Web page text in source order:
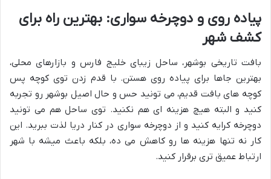
پیاده روی و دوچرخه سواری: بهترین راه برای
کشف شهر
بافت تاریخی بوشهر، ساحل زیبای خلیج فارس و بازارهای محلی،
بهترین جاها برای پیاده روی هستن. با قدم زدن توی کوچه پس
کوچه های بافت قدیم، می تونید حس و حال اصیل بوشهر رو تجربه
کنید و البته هیچ هزینه ای هم نکنید. توی ساحل هم می تونید
دوچرخه کرایه کنید و از دوچرخه سواری در کنار دریا لذت ببرید. این
کار نه تنها هزینه ها رو کاهش می ده، بلکه باعث میشه با شهر
ارتباط عمیق تری برقرار کنید.